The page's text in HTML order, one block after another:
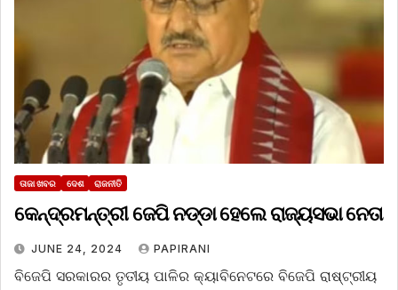
ତାଜା ଖବର ଦେଶ ରାଜନୀତି
କେନ୍ଦ୍ରମନ୍ତ୍ରୀ ଜେପି ନଡ୍ଡା ହେଲେ ରାଜ୍ୟସଭା ନେତା
JUNE 24, 2024 PAPIRANI
ବିଜେପି ସରକାରର ତୃତୀୟ ପାଳିର କ୍ୟାବିନେଟରେ ବିଜେପି ରାଷ୍ଟ୍ରୀୟ